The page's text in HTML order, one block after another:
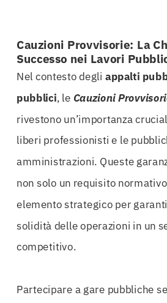
Cauzioni Provvisorie: La
Successo nei Lavori
Nel contesto degli appalti
pubblici, le Cauzioni
rivestono un’importanza
liberi professionisti e le
amministrazioni. Queste
non solo un requisito
elemento strategico per
solidità delle operazioni in un
competitivo.
Partecipare a gare pubbliche